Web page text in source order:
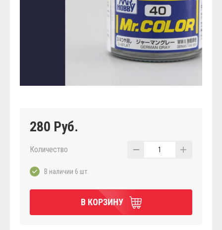
280 Руб.
Количество 1
В наличии 6 шт.
В КОРЗИНУ